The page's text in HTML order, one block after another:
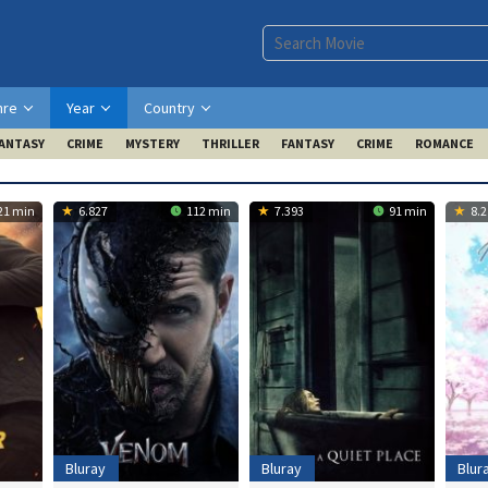
Year Country
CRIME MYSTERY THRILLER FANTASY CRIME ROMANCE
min 6.827 112 min
Bluray
7.393 91 min
Bluray
8.2